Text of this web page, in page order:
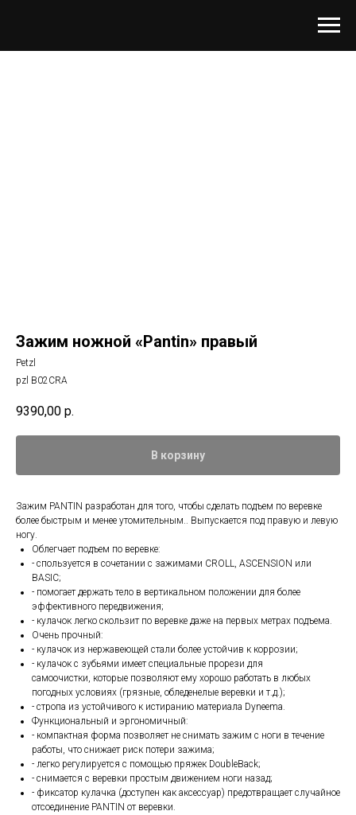
Зажим ножной «Pantin» правый
Petzl
pzl B02CRA
9390,00 р.
В корзину
Зажим PANTIN разработан для того, чтобы сделать подъем по веревке
более быстрым и менее утомительным.. Выпускается под правую и левую
ногу.
Облегчает подъем по веревке:
- спользуется в сочетании с зажимами CROLL, ASCENSION или
BASIC;
- помогает держать тело в вертикальном положении для более
эффективного передвижения;
- кулачок легко скользит по веревке даже на первых метрах подъема.
Очень прочный:
- кулачок из нержавеющей стали более устойчив к коррозии;
- кулачок с зубьями имеет специальные прорези для
самоочистки, которые позволяют ему хорошо работать в любых
погодных условиях (грязные, обледенелые веревки и т.д.);
- стропа из устойчивого к истиранию материала Dyneema.
Функциональный и эргономичный:
- компактная форма позволяет не снимать зажим с ноги в течение
работы, что снижает риск потери зажима;
- легко регулируется с помощью пряжек DoubleBack;
- снимается с веревки простым движением ноги назад;
- фиксатор кулачка (доступен как аксессуар) предотвращает случайное
отсоединение PANTIN от веревки.